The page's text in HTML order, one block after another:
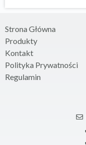
Strona Główna
Produkty
Kontakt
Polityka Prywatności
Regulamin